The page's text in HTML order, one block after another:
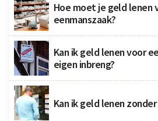
Hoe moet je geld lenen
eenmanszaak?
Kan ik geld lenen voor
eigen inbreng?
Kan ik geld lenen